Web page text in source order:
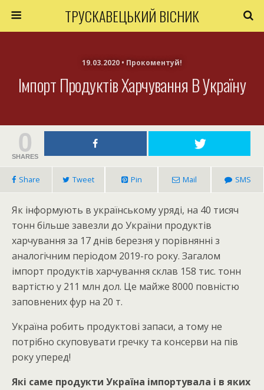
ТРУСКАВЕЦЬКИЙ ВІСНИК
19.03.2020 • Прокоментуй!
Імпорт Продуктів Харчування В Україну
0
SHARES
Share Tweet Pin Mail SMS
Як інформують в українському уряді, на 40 тисяч
тонн більше завезли до України продуктів
харчування за 17 днів березня у порівнянні з
аналогічним періодом 2019-го року. Загалом
імпорт продуктів харчування склав 158 тис. тонн
вартістю у 211 млн дол. Це майже 8000 повністю
заповнених фур на 20 т.
Україна робить продуктові запаси, а тому не
потрібно скуповувати гречку та консерви на пів
року уперед!
Які саме продукти Україна імпортувала і в яких